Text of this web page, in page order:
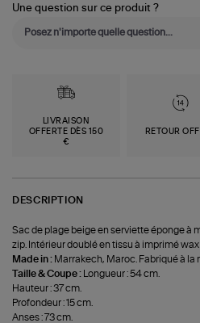
Une question sur ce produit ?
LIVRAISON
OFFERTE DÈS 150
€
RETOUR
DESCRIPTION
Sac de plage beige en serviette éponge à
zip. Intérieur doublé en tissu à imprimé
Made in : Marrakech, Maroc. Fabriqué à la
Taille & Coupe :
Longueur : 54 cm.
Hauteur : 37 cm.
Profondeur : 15 cm.
Anses : 73 cm.